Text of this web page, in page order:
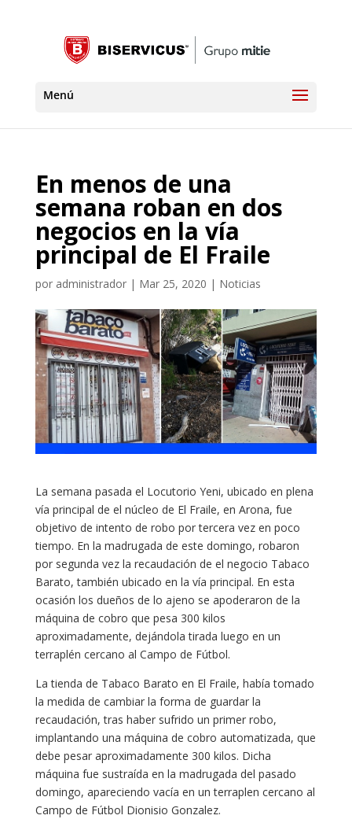
En menos de una
semana roban en dos
negocios en la vía
principal de El Fraile
por administrador| Mar 25, 2020 | Noticias
La semana pasada el Locutorio Yeni, ubicado en plena
vía principal de el núcleo de El Fraile, en Arona, fue
objetivo de intento de robo por tercera vez en poco
tiempo. En la madrugada de este domingo, robaron
por segunda vez la recaudación de el negocio Tabaco
Barato, también ubicado en la vía principal. En esta
ocasión los dueños de lo ajeno se apoderaron de la
máquina de cobro que pesa 300 kilos
aproximadamente, dejándola tirada luego en un
terraplén cercano al Campo de Fútbol.
La tienda de Tabaco Barato en El Fraile, había tomado
la medida de cambiar la forma de guardar la
recaudación, tras haber sufrido un primer robo,
implantando una máquina de cobro automatizada, que
debe pesar aproximadamente 300 kilos. Dicha
máquina fue sustraída en la madrugada del pasado
domingo, apareciendo vacía en un terraplen cercano al
Campo de Fútbol Dionisio Gonzalez.